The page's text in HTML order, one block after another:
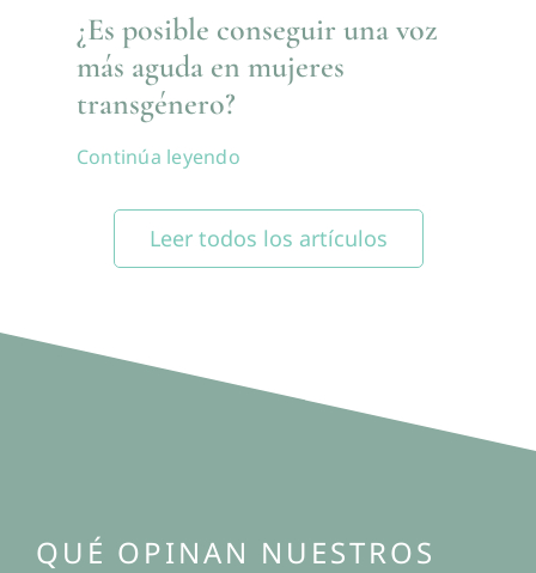
¿Es posible conseguir una voz
más aguda en mujeres
transgénero?
Continúa leyendo
Leer todos los artículos
QUÉ OPINAN NUESTROS